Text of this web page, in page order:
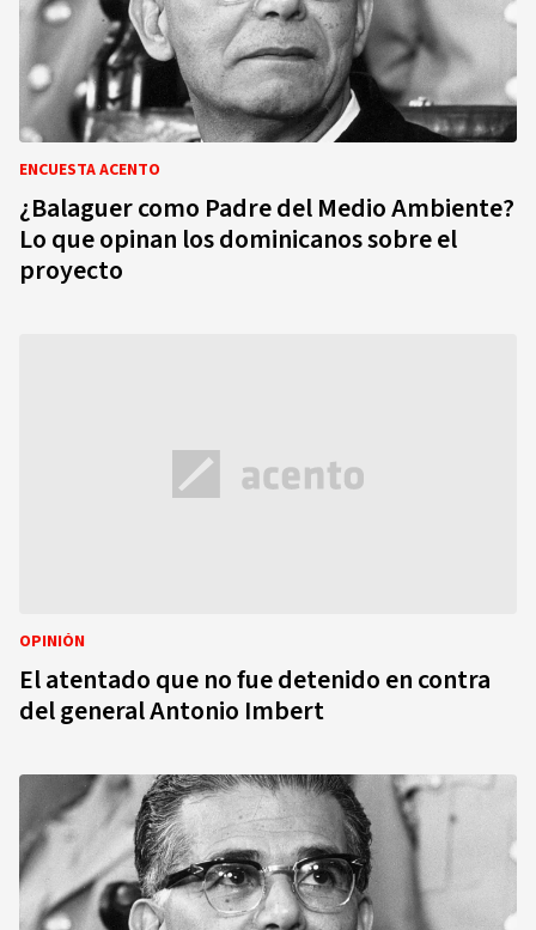
ENCUESTA ACENTO
¿Balaguer como Padre del Medio Ambiente?
Lo que opinan los dominicanos sobre el
proyecto
OPINIÓN
El atentado que no fue detenido en contra
del general Antonio Imbert